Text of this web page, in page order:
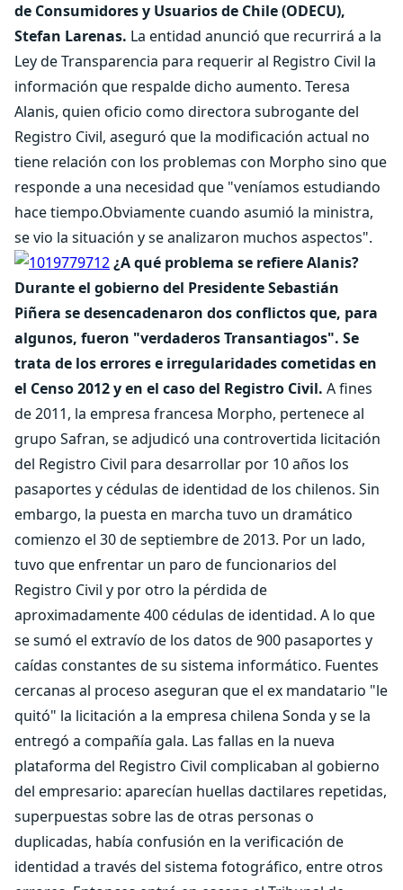
de Consumidores y Usuarios de Chile (ODECU),
Stefan Larenas. La entidad anunció que recurrirá a la
Ley de Transparencia para requerir al Registro Civil la
información que respalde dicho aumento. Teresa
Alanis, quien oficio como directora subrogante del
Registro Civil, aseguró que la modificación actual no
tiene relación con los problemas con Morpho sino que
responde a una necesidad que "veníamos estudiando
hace tiempo.Obviamente cuando asumió la ministra,
se vio la situación y se analizaron muchos aspectos".
¿A qué problema se refiere Alanis?
Durante el gobierno del Presidente Sebastián
Piñera se desencadenaron dos conflictos que, para
algunos, fueron "verdaderos Transantiagos". Se
trata de los errores e irregularidades cometidas en
el Censo 2012 y en el caso del Registro Civil. A fines
de 2011, la empresa francesa Morpho, pertenece al
grupo Safran, se adjudicó una controvertida licitación
del Registro Civil para desarrollar por 10 años los
pasaportes y cédulas de identidad de los chilenos. Sin
embargo, la puesta en marcha tuvo un dramático
comienzo el 30 de septiembre de 2013. Por un lado,
tuvo que enfrentar un paro de funcionarios del
Registro Civil y por otro la pérdida de
aproximadamente 400 cédulas de identidad. A lo que
se sumó el extravío de los datos de 900 pasaportes y
caídas constantes de su sistema informático. Fuentes
cercanas al proceso aseguran que el ex mandatario "le
quitó" la licitación a la empresa chilena Sonda y se la
entregó a compañía gala. Las fallas en la nueva
plataforma del Registro Civil complicaban al gobierno
del empresario: aparecían huellas dactilares repetidas,
superpuestas sobre las de otras personas o
duplicadas, había confusión en la verificación de
identidad a través del sistema fotográfico, entre otros